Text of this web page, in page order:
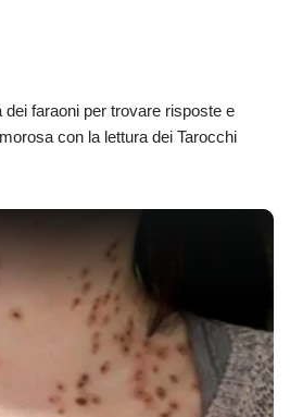
dei faraoni per trovare risposte e
con la lettura dei Tarocchi